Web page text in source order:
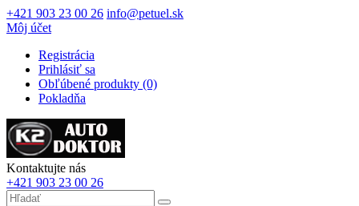
+421 903 23 00 26 info@petuel.sk
Môj účet
Registrácia
Prihlásiť sa
Obľúbené produkty (0)
Pokladňa
Kontaktujte nás
+421 903 23 00 26